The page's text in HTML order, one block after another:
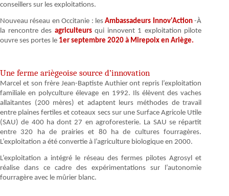
conseillers sur les exploitations.
Nouveau réseau en Occitanie : lesAmbassadeurs Innov'Action-À
la rencontre des agriculteursqui innovent 1 exploitation pilote
ouvre ses portes le 1er septembre 2020 à Mirepoix en Ariège.
Une ferme ariègeoise source d’innovation
Marcel et son frère Jean-Baptiste Authier ont repris l’exploitation
familiale en polyculture élevage en 1992. Ils élèvent des vaches
allaitantes (200 mères) et adaptent leurs méthodes de travail
entre plaines fertiles et coteaux secs sur une Surface Agricole Utile
(SAU) de 400 ha dont 27 en agroforesterie. La SAU se répartit
entre 320 ha de prairies et 80 ha de cultures fourragères.
L’exploitation a été convertie à l’agriculture biologique en 2000.
L’exploitation a intégré le réseau des fermes pilotes Agrosyl et
réalise dans ce cadre des expérimentations sur l’autonomie
fourragère avec le mûrier blanc.